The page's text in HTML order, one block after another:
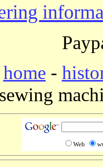
home -
sewing
Web